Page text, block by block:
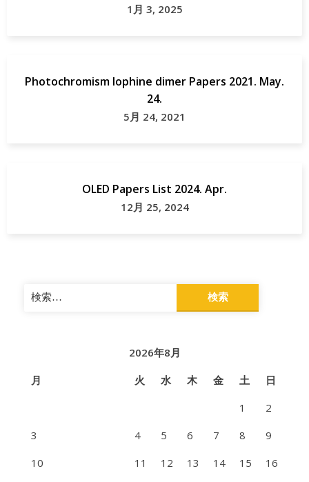
1月 3, 2025
Photochromism lophine dimer Papers 2021. May.
24.
5月 24, 2021
OLED Papers List 2024. Apr.
12月 25, 2024
検
索:
2026年8月
月
火 水 木 金 土
日
1
2
3
4 5 6 7 8
9
10
11 12 13 14 15
16